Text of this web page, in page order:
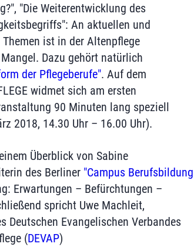
"Die Weiterentwicklung des
An aktuellen und
ist in der Altenpflege
Dazu gehört natürlich
der Pflegeberufe". Auf dem
widmet sich am ersten
90 Minuten lang speziell
2018, 14.30 Uhr – 16.00 Uhr).
Überblick von Sabine
des Berliner "Campus Berufsbildung
Erwartungen – Befürchtungen –
spricht Uwe Machleit,
Deutschen Evangelischen Verbandes
(DEVAP)